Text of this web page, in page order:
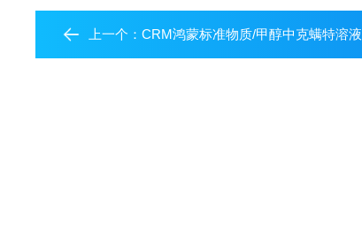
上一个：CRM鸿蒙标准物质/甲醇中克螨特溶液标准物质又名炔螨特100μg/mL1mL